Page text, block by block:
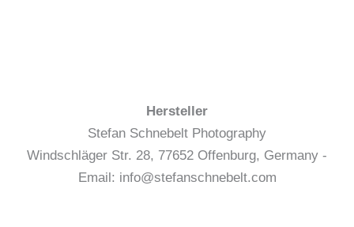
Hersteller
Stefan Schnebelt Photography
Windschläger Str. 28, 77652 Offenburg, Germany -
Email: info@stefanschnebelt.com